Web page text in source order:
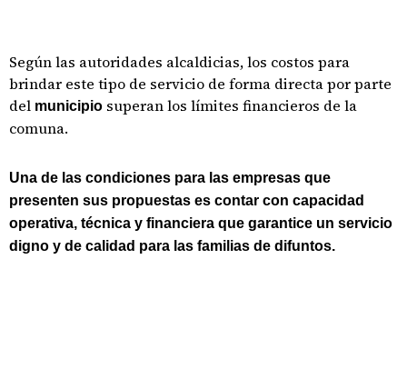
Según las autoridades alcaldicias, los costos para
brindar este tipo de servicio de forma directa por parte
del municipio superan los límites financieros de la
comuna.
Una de las condiciones para las empresas que
presenten sus propuestas es contar con capacidad
operativa, técnica y financiera que garantice un servicio
digno y de calidad para las familias de difuntos.